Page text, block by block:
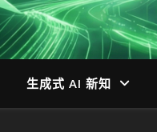
生成式 AI 新知